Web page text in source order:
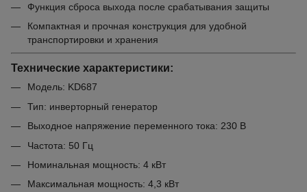
Функция сброса выхода после срабатывания защиты
Компактная и прочная конструкция для удобной
транспортировки и хранения
Технические характеристики:
Модель: KD687
Тип: инверторный генератор
Выходное напряжение переменного тока: 230 В
Частота: 50 Гц
Номинальная мощность: 4 кВт
Максимальная мощность: 4,3 кВт